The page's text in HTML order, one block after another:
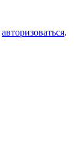
авторизоваться.